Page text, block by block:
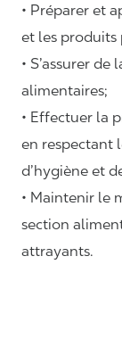
• Préparer et
et les produits
• S’assurer
alimentaires;
• Effectuer la
en respectant
d’hygiène et
• Maintenir le
section
attrayants.